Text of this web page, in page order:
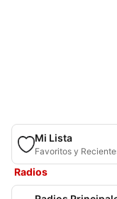
Mi Lista
Favoritos y
Radios